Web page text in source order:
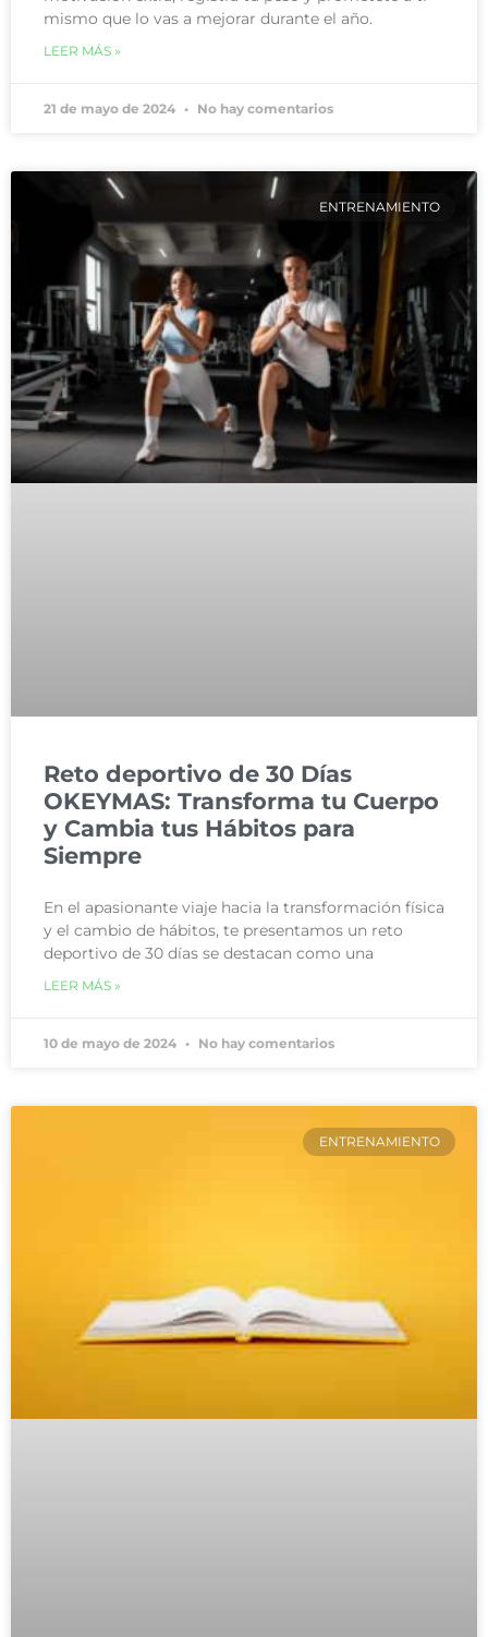
mismo que lo vas a mejorar durante el año.
LEER MÁS »
21 de mayo de 2024 No hay comentarios
ENTRENAMIENTO
Reto deportivo de 30 Días
OKEYMAS: Transforma tu Cuerpo
y Cambia tus Hábitos para
Siempre
En el apasionante viaje hacia la transformación física
y el cambio de hábitos, te presentamos un reto
deportivo de 30 días se destacan como una
LEER MÁS »
10 de mayo de 2024 No hay comentarios
ENTRENAMIENTO